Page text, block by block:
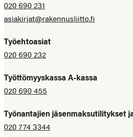
020 690 231
asiakirjat@rakennusliitto.fi
Työehtoasiat
020 690 232
Työttömyyskassa A-kassa
020 690 455
Työnantajien jäsenmaksutilitykset
020 774 3344